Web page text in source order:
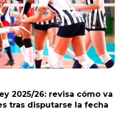
2025/26: revisa cómo va
tras disputarse la fecha